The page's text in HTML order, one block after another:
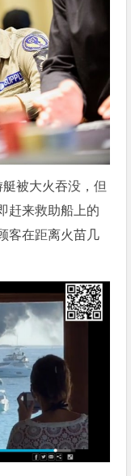
被大火吞没，但
赶来救助船上的
客在距离火苗几